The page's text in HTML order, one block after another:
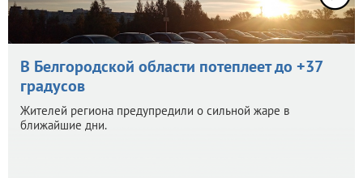
В Белгородской области потеплеет до +37
градусов
Жителей региона предупредили о сильной жаре в
ближайшие дни.